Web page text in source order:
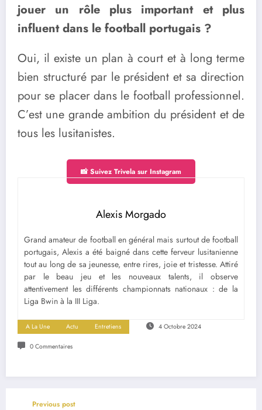
jouer un rôle plus important et plus
influent dans le football portugais ?
Oui, il existe un plan à court et à long terme
bien structuré par le président et sa direction
pour se placer dans le football professionnel.
C’est une grande ambition du président et de
tous les lusitanistes.
📸 Suivez Trivela sur Instagram
Alexis Morgado
Grand amateur de football en général mais surtout de football
portugais, Alexis a été baigné dans cette ferveur lusitanienne
tout au long de sa jeunesse, entre rires, joie et tristesse. Attiré
par le beau jeu et les nouveaux talents, il observe
attentivement les différents championnats nationaux : de la
Liga Bwin à la III Liga.
A La Une Actu Entretiens 4 Octobre 2024
0 Commentaires
Previous post